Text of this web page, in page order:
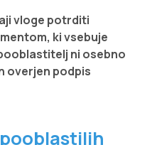
vloge potrditi
ki vsebuje
ni osebno
overjen podpis